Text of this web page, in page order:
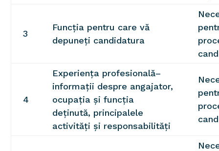
3
Funcția pentru care vă
depuneți candidatura
4
Experiența profesională–
informații despre angajator,
ocupația și funcția
deținută, principalele
activități și responsabilități